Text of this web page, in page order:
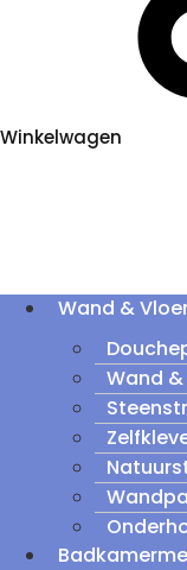
Winkelwagen
Wand &
Wand